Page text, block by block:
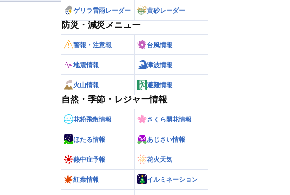
ゲリラ雷雨レーダー 黄砂レーダー
防災・減災メニュー
警報・注意報 台風情報
地震情報 津波情報
火山情報 避難情報
自然・季節・レジャー情報
花粉飛散情報 さくら開花情報
ほたる情報 あじさい情報
熱中症予報 花火天気
紅葉情報 イルミネーション